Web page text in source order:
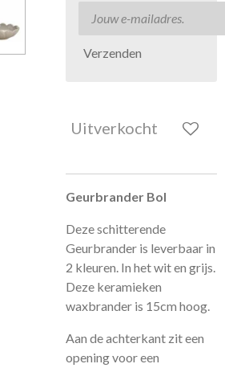
Verzenden
Uitverkocht
Geurbrander Bol
Deze schitterende
Geurbrander is leverbaar in
2 kleuren. In het wit en grijs.
Deze keramieken
waxbrander is 15cm hoog.
Aan de achterkant zit een
opening voor een